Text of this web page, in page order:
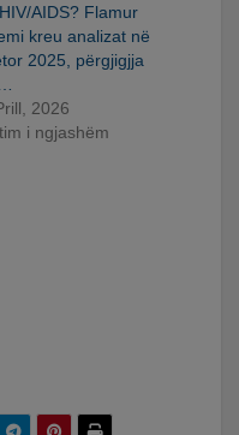
AIDS? Flamur
kreu analizat në
2025, përgjigjja
2026
i ngjashëm